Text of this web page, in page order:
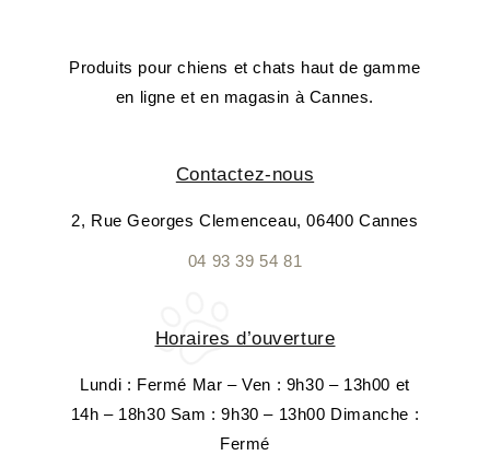
Produits pour chiens et chats haut de gamme
en ligne et en magasin à Cannes.
Contactez-nous
2, Rue Georges Clemenceau, 06400 Cannes
04 93 39 54 81
Horaires d’ouverture
Lundi : Fermé Mar – Ven : 9h30 – 13h00 et
14h – 18h30 Sam : 9h30 – 13h00 Dimanche :
Fermé